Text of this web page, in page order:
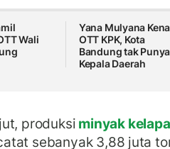
Wali
Yana Mulyana Kena
OTT KPK, Kota
Bandung tak Punya
Kepala Daerah
produksi minyak
sebanyak 3,88 juta